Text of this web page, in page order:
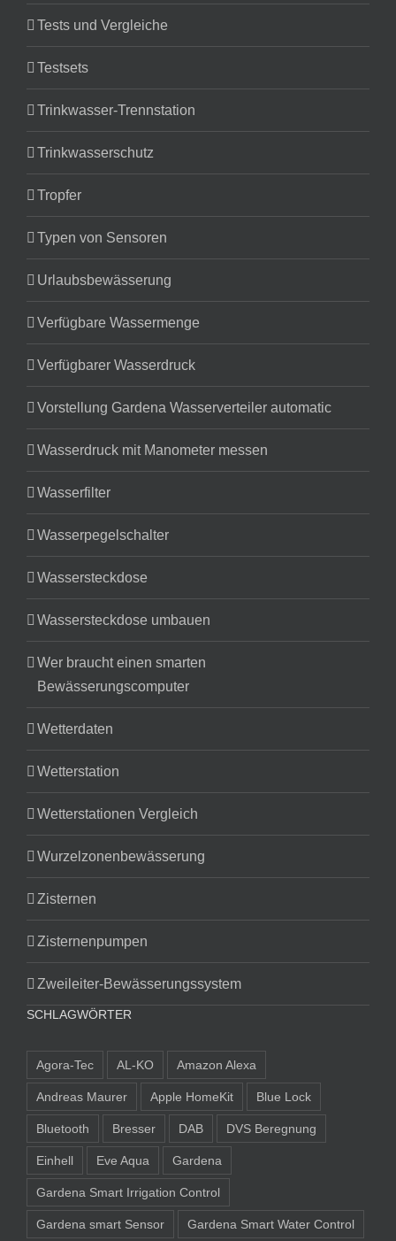
Tests und Vergleiche
Testsets
Trinkwasser-Trennstation
Trinkwasserschutz
Tropfer
Typen von Sensoren
Urlaubsbewässerung
Verfügbare Wassermenge
Verfügbarer Wasserdruck
Vorstellung Gardena Wasserverteiler automatic
Wasserdruck mit Manometer messen
Wasserfilter
Wasserpegelschalter
Wassersteckdose
Wassersteckdose umbauen
Wer braucht einen smarten
Bewässerungscomputer
Wetterdaten
Wetterstation
Wetterstationen Vergleich
Wurzelzonenbewässerung
Zisternen
Zisternenpumpen
Zweileiter-Bewässerungssystem
SCHLAGWÖRTER
Agora-Tec AL-KO Amazon Alexa
Andreas Maurer Apple HomeKit Blue Lock
Bluetooth Bresser DAB DVS Beregnung
Einhell Eve Aqua Gardena
Gardena Smart Irrigation Control
Gardena smart Sensor Gardena Smart Water Control